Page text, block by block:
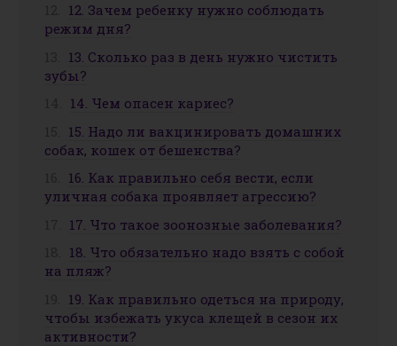
12. Зачем ребенку нужно соблюдать
режим дня?
13. Сколько раз в день нужно чистить
зубы?
14. Чем опасен кариес?
15. Надо ли вакцинировать домашних
собак, кошек от бешенства?
16. Как правильно себя вести, если
уличная собака проявляет агрессию?
17. Что такое зоонозные заболевания?
18. Что обязательно надо взять с собой
на пляж?
19. Как правильно одеться на природу,
чтобы избежать укуса клещей в сезон их
активности?